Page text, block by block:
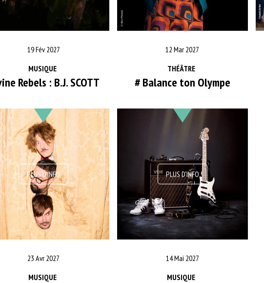
19 Fév 2027
MUSIQUE
Rebels : B.J. SCOTT
12 Mar 2027
THÉÂTRE
# Balance ton Olympe
23 Avr 2027
MUSIQUE
14 Mai 2027
MUSIQUE